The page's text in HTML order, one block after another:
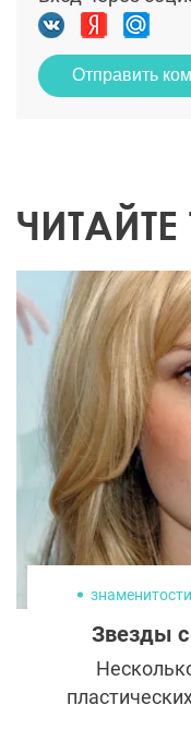
Отправить
знаменитости
Звезды